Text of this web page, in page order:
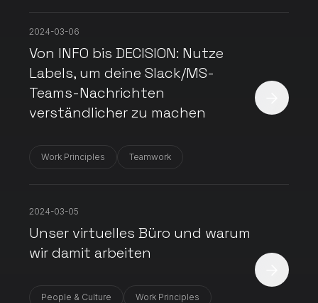
2024-03-06
Von INFO bis DECISION: Nutze
Labels, um deine Slack/MS-
Teams-Nachrichten
verständlicher zu machen
Work Principles Teamwork
2024-03-05
Unser virtuelles Büro und warum
wir damit arbeiten
People & Culture Work Principles